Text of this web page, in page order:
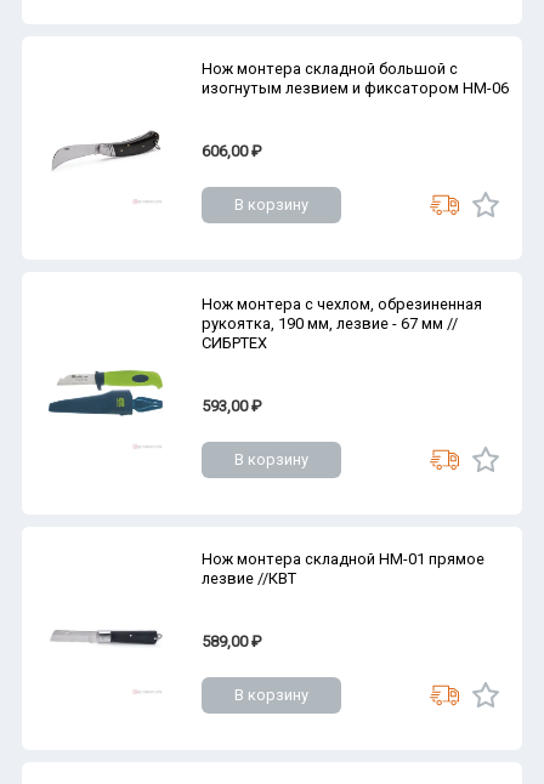
Нож монтера складной большой с
изогнутым лезвием и фиксатором НМ-06
606,00 ₽
В корзину
Нож монтера с чехлом, обрезиненная
рукоятка, 190 мм, лезвие - 67 мм //
СИБРТЕХ
593,00 ₽
В корзину
Нож монтера складной НМ-01 прямое
лезвие //КВТ
589,00 ₽
В корзину